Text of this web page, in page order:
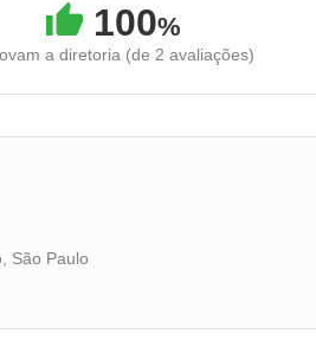
100%
a diretoria (de 2 avaliações)
São Paulo